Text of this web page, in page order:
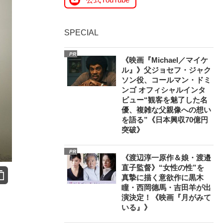
SPECIAL
PR
《映画『Michael／マイケ
ル』》父ジョセフ・ジャク
ソン役、コールマン・ドミ
ンゴ オフィシャルインタ
ビュー“観客を魅了した名
優、複雑な父親像への想い
を語る”《日本興収70億円
突破》
PR
《渡辺淳一原作＆娘・渡邉
直子監督》“女性の性”を
真摯に描く意欲作に黒木
瞳・西岡德馬・吉田羊が出
演決定！《映画『月がみて
いる』》